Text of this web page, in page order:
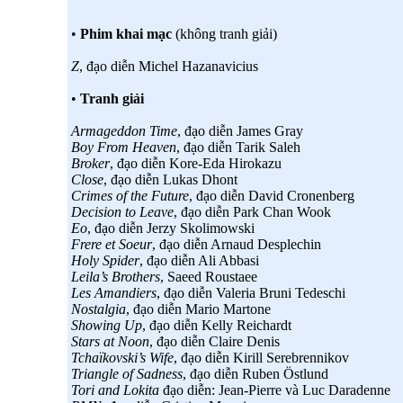
• Phim khai mạc(không tranh giải)
Z, đạo diễn Michel Hazanavicius
• Tranh giải
Armageddon Time, đạo diễn James Gray
Boy From Heaven, đạo diễn Tarik Saleh
Broker, đạo diễn Kore-Eda Hirokazu
Close, đạo diễn Lukas Dhont
Crimes of the Future, đạo diễn David Cronenberg
Decision to Leave, đạo diễn Park Chan Wook
Eo, đạo diễn Jerzy Skolimowski
Frere et Soeur, đạo diễn Arnaud Desplechin
Holy Spider, đạo diễn Ali Abbasi
Leila’s Brothers, Saeed Roustaee
Les Amandiers, đạo diễn Valeria Bruni Tedeschi
Nostalgia, đạo diễn Mario Martone
Showing Up, đạo diễn Kelly Reichardt
Stars at Noon, đạo diễn Claire Denis
Tchaïkovski’s Wife, đạo diễn Kirill Serebrennikov
Triangle of Sadness, đạo diễn Ruben Östlund
Tori and Lokitađạo diễn: Jean-Pierre và Luc Daradenne